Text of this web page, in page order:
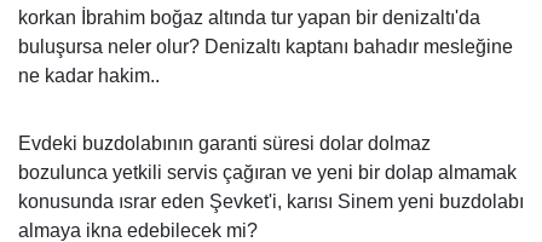
korkan İbrahim boğaz altında tur yapan bir denizaltı'da
buluşursa neler olur? Denizaltı kaptanı bahadır mesleğine
ne kadar hakim..
Evdeki buzdolabının garanti süresi dolar dolmaz
bozulunca yetkili servis çağıran ve yeni bir dolap almamak
konusunda ısrar eden Şevket'i, karısı Sinem yeni buzdolabı
almaya ikna edebilecek mi?